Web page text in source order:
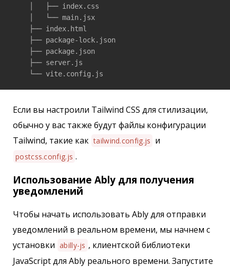
    │   ├── index.css
    │   └── main.jsx
    ├── index.html
    ├── package-lock.json
    ├── package.json
    ├── server.js
    └── vite.config.js
Если вы настроили Tailwind CSS для стилизации,
обычно у вас также будут файлы конфигурации
Tailwind, такие как tailwind.config.js и
postcss.config.js .
Использование Ably для получения
уведомлений
Чтобы начать использовать Ably для отправки
уведомлений в реальном времени, мы начнем с
установки abilly-js , клиентской библиотеки
JavaScript для Ably реального времени. Запустите